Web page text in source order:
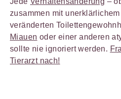
zusammen mit
veränderten
Miauen oder einer anderen
sollte nie ignoriert werden.
Tierarzt nach!